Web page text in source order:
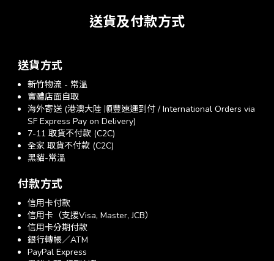
送貨及付款方式
送貨方式
新竹物流 - 常溫
實體店面自取
海外寄送 (港澳大陸 順豐速運到付 / International Orders via
SF Express Pay on Delivery)
7-11 取貨不付款 (C2C)
全家 取貨不付款 (C2C)
黑貓-常溫
付款方式
信用卡付款
信用卡（支援Visa, Master, JCB）
信用卡分期付款
銀行轉帳／ATM
PayPal Express